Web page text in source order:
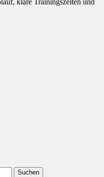
klare Trainingszeiten und
Suchen